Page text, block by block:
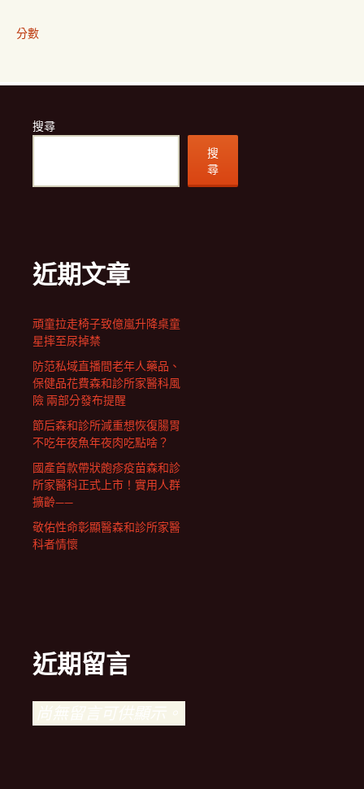
分數
搜尋
搜
尋
近期文章
頑童拉走椅子致億嵐升降桌童
星摔至尿掉禁
防范私域直播間老年人藥品、
保健品花費森和診所家醫科風
險 兩部分發布提醒
節后森和診所減重想恢復腸胃
不吃年夜魚年夜肉吃點啥？
國產首款帶狀皰疹疫苗森和診
所家醫科正式上市！實用人群
擴齡——
敬佑性命彰顯醫森和診所家醫
科者情懷
近期留言
尚無留言可供顯示。